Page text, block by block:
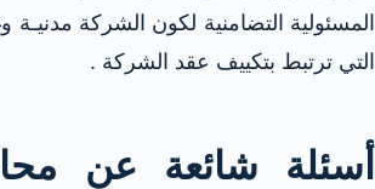
المسئولية التضامنية لكون الشركة
التي ترتبط بتكييف عقد الشركة .
أسئلة شائعة عن